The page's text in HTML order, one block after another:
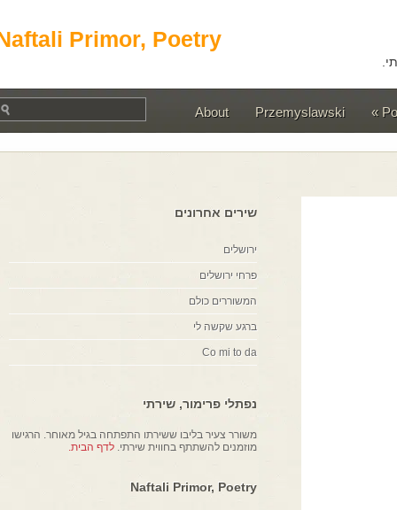
Naftali Primor, Poetry
Przemyslawski
About
שירים אחרונים
ירושלים
פרחי ירושלים
המשוררים כולם
ברגע שקשה לי
Co mi to da
נפתלי פרימור, שירתי
משורר צעיר בליבו ששירתו התפתחה בגיל מאוחר. הרגישו
מוזמנים להשתתף בחווית שירתי.לדף הבית.
Naftali Primor, Poetry